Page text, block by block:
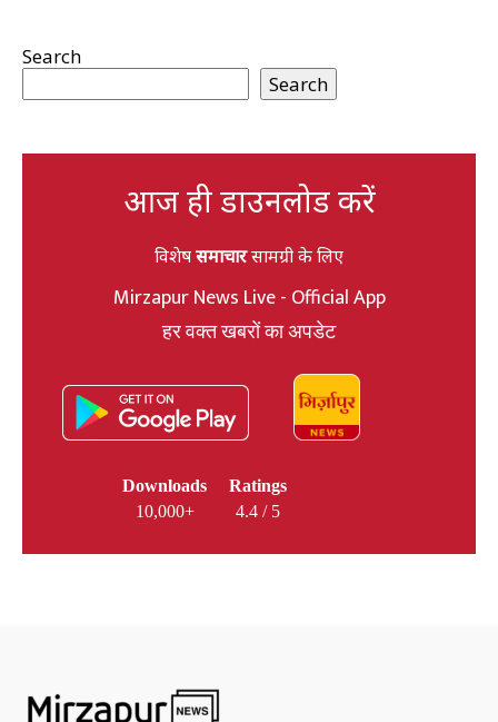
Search
Search
आज ही डाउनलोड करें
विशेषसमाचारसामग्री के लिए
Mirzapur News Live - Official App
हर वक्त खबरों का अपडेट
Downloads
10,000+
Ratings
4.4 / 5